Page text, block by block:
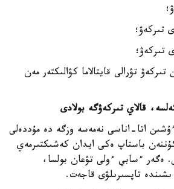
تىركەۋ؛
تىركەۋ؛
تىركەۋ تۋرالى قايتالاما كۋالىكتەر مەن
قالاي تىركەۋگە بولادى
اتا-اناسى نەمەسە وزگە دە مۇددەلى
باستاپ ەكى ايدان كەشىكتىرمەي
ەگەر ءسابي ءولى تۋعان بولسا،
تاپسىرىلۋى قاجەت.